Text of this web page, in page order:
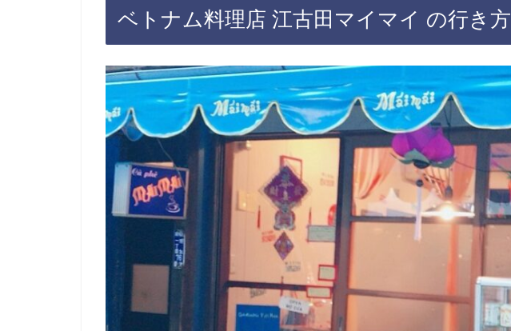
ベトナム料理店 江古田マイマイ の行き方